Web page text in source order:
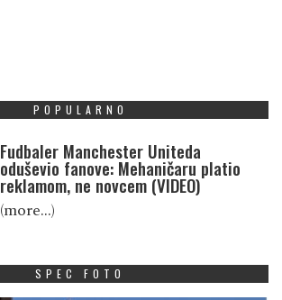
POPULARNO
Fudbaler Manchester Uniteda
oduševio fanove: Mehaničaru platio
reklamom, ne novcem (VIDEO)
(more…)
SPEC FOTO